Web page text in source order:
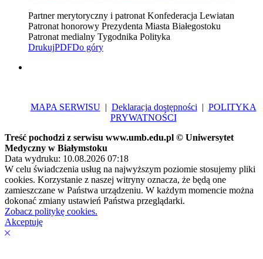
Partner merytoryczny i patronat Konfederacja Lewiatan
Patronat honorowy Prezydenta Miasta Białegostoku
Patronat medialny Tygodnika Polityka
DrukujPDFDo góry
MAPA SERWISU| Deklaracja dostępności | POLITYKA
PRYWATNOŚCI
Treść pochodzi z serwisu www.umb.edu.pl © Uniwersytet
Medyczny w Białymstoku
Data wydruku: 10.08.2026 07:18
W celu świadczenia usług na najwyższym poziomie stosujemy pliki
cookies. Korzystanie z naszej witryny oznacza, że będą one
zamieszczane w Państwa urządzeniu. W każdym momencie można
dokonać zmiany ustawień Państwa przeglądarki.
Zobacz politykę cookies.
Akceptuję